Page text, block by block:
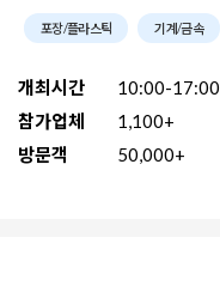
포장/플라스틱 기계/금속
개최시간
10:00-17:00
참가업체
1,100+
방문객
50,000+